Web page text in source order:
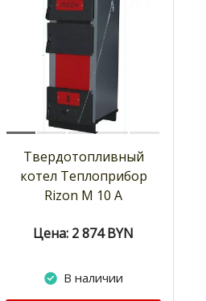
Твердотопливный
котел Теплоприбор
Rizon M 10 A
Цена: 2 874 BYN
В наличии